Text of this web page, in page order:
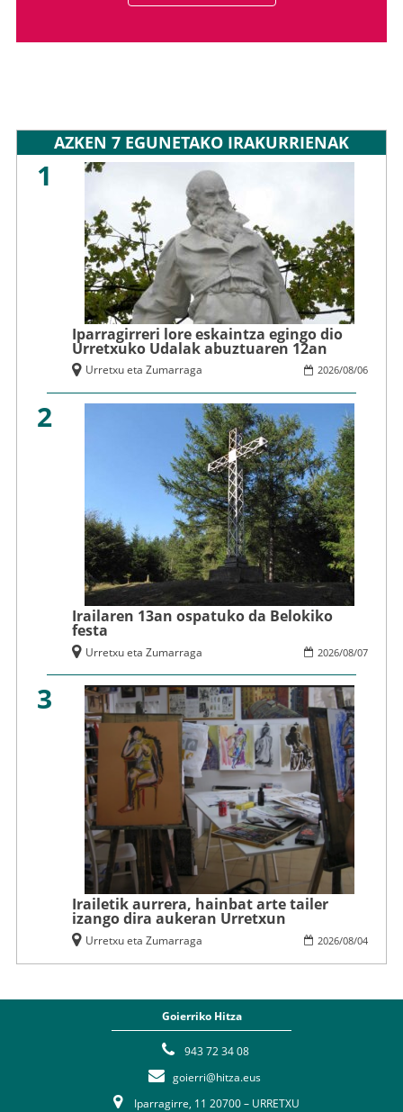
AZKEN 7 EGUNETAKO IRAKURRIENAK
1
Iparragirreri lore eskaintza egingo dio
Urretxuko Udalak abuztuaren 12an
2026/08/06
Urretxu eta Zumarraga
2
Irailaren 13an ospatuko da Belokiko
festa
2026/08/07
Urretxu eta Zumarraga
3
Irailetik aurrera, hainbat arte tailer
izango dira aukeran Urretxun
2026/08/04
Urretxu eta Zumarraga
Goierriko Hitza
943 72 34 08
goierri@hitza.eus
Iparragirre, 11 20700 – URRETXU